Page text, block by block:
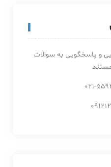
و پاسخگویی به سوالات
021-